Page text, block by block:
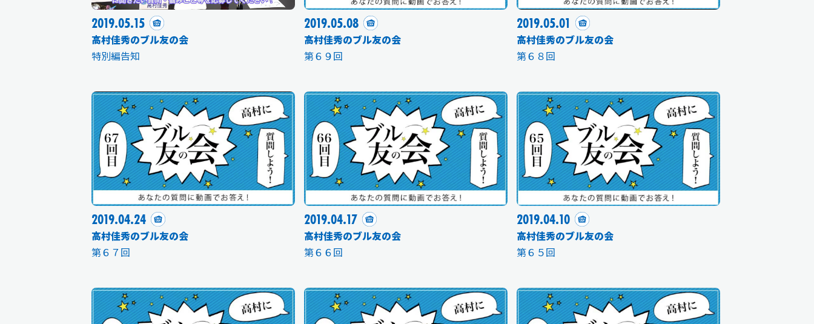
OFFICIAL GOODS OFFICIAL SITE
2019.05.15
高村佳秀のブル友の会
特別編告知
2019.05.08
高村佳秀のブル友の会
第６９回
2019.05.01
高村佳秀のブル友の会
第６８回
2019.04.24
高村佳秀のブル友の会
第６７回
2019.04.17
高村佳秀のブル友の会
第６６回
2019.04.10
高村佳秀のブル友の会
第６５回